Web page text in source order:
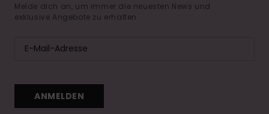
Melde dich an, um immer die neuesten News und
exklusive Angebote zu erhalten.
ANMELDEN